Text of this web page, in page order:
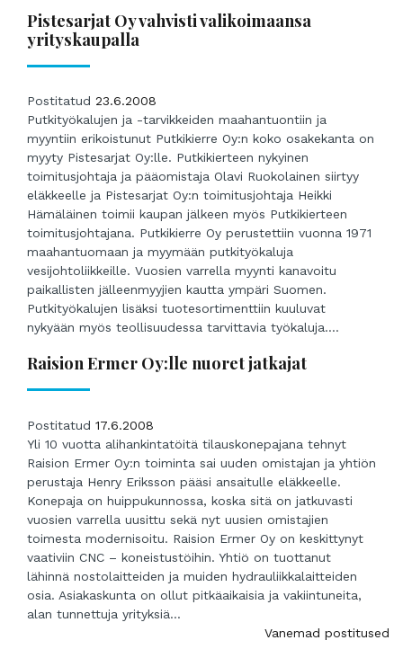
Pistesarjat Oy vahvisti valikoimaansa
yrityskaupalla
Postitatud 23.6.2008
Putkityökalujen ja -tarvikkeiden maahantuontiin ja
myyntiin erikoistunut Putkikierre Oy:n koko osakekanta on
myyty Pistesarjat Oy:lle. Putkikierteen nykyinen
toimitusjohtaja ja pääomistaja Olavi Ruokolainen siirtyy
eläkkeelle ja Pistesarjat Oy:n toimitusjohtaja Heikki
Hämäläinen toimii kaupan jälkeen myös Putkikierteen
toimitusjohtajana. Putkikierre Oy perustettiin vuonna 1971
maahantuomaan ja myymään putkityökaluja
vesijohtoliikkeille. Vuosien varrella myynti kanavoitu
paikallisten jälleenmyyjien kautta ympäri Suomen.
Putkityökalujen lisäksi tuotesortimenttiin kuuluvat
nykyään myös teollisuudessa tarvittavia työkaluja....
Raision Ermer Oy:lle nuoret jatkajat
Postitatud 17.6.2008
Yli 10 vuotta alihankintatöitä tilauskonepajana tehnyt
Raision Ermer Oy:n toiminta sai uuden omistajan ja yhtiön
perustaja Henry Eriksson pääsi ansaitulle eläkkeelle.
Konepaja on huippukunnossa, koska sitä on jatkuvasti
vuosien varrella uusittu sekä nyt uusien omistajien
toimesta modernisoitu. Raision Ermer Oy on keskittynyt
vaativiin CNC – koneistustöihin. Yhtiö on tuottanut
lähinnä nostolaitteiden ja muiden hydrauliikkalaitteiden
osia. Asiakaskunta on ollut pitkäaikaisia ja vakiintuneita,
alan tunnettuja yrityksiä...
Vanemad postitused